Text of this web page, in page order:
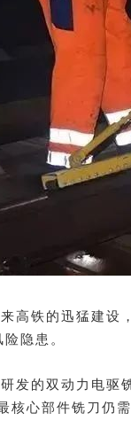
高铁的迅猛建设
隐患。
发的双动力电驱
核心部件铣刀仍